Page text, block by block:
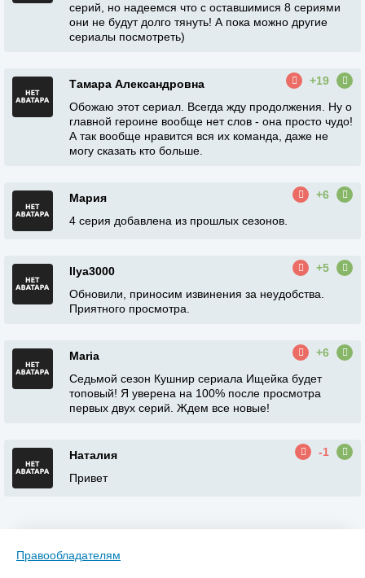
серий, но надеемся что с оставшимися 8 сериями
они не будут долго тянуть! А пока можно другие
сериалы посмотреть)
Тамара Александровна
+19
Обожаю этот сериал. Всегда жду продолжения. Ну о
главной героине вообще нет слов - она просто чудо!
А так вообще нравится вся их команда, даже не
могу сказать кто больше.
Мария
+6
4 серия добавлена из прошлых сезонов.
Ilya3000
+5
Обновили, приносим извинения за неудобства.
Приятного просмотра.
Maria
+6
Седьмой сезон Кушнир сериала Ищейка будет
топовый! Я уверена на 100% после просмотра
первых двух серий. Ждем все новые!
Наталия
-1
Привет
Правообладателям